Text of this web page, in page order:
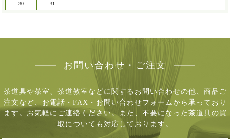
30 31
お問い合わせ・ご注文
茶道具や茶室、茶道教室などに関するお問い合わせの他、商品ご
注文など、 お電話・FAX・お問い合わせフォームから承っており
ます。お気軽にご連絡ください。 また、不要になった茶道具の買
取についても対応しております。